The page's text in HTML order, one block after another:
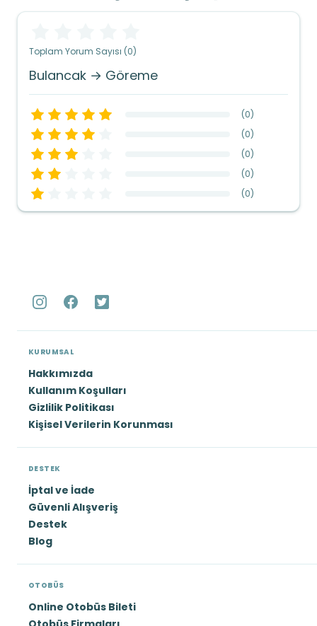
Toplam Yorum Sayısı (0)
Bulancak → Göreme
(0)
(0)
(0)
(0)
(0)
KURUMSAL
Hakkımızda
Kullanım Koşulları
Gizlilik Politikası
Kişisel Verilerin Korunması
DESTEK
İptal ve İade
Güvenli Alışveriş
Destek
Blog
OTOBÜS
Online Otobüs Bileti